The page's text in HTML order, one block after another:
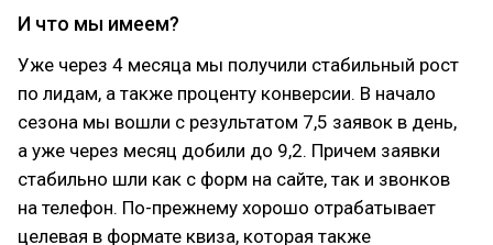
И что мы имеем?
Уже через 4 месяца мы получили стабильный рост
по лидам, а также проценту конверсии. В начало
сезона мы вошли с результатом 7,5 заявок в день,
а уже через месяц добили до 9,2. Причем заявки
стабильно шли как с форм на сайте, так и звонков
на телефон. По-прежнему хорошо отрабатывает
целевая в формате квиза, которая также